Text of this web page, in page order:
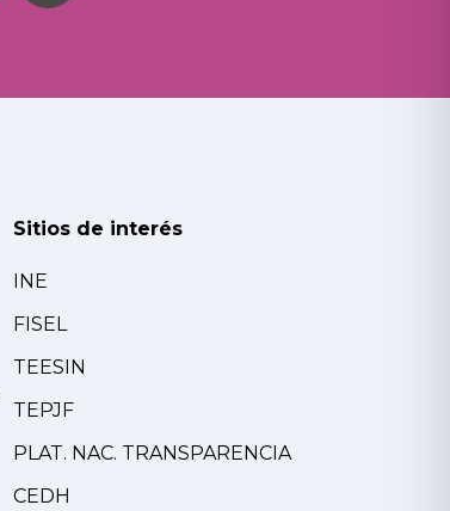
Sitios de interés
INE
FISEL
TEESIN
TEPJF
PLAT. NAC. TRANSPARENCIA
CEDH